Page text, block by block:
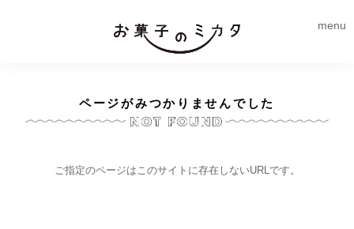
menu
ページがみつかりませんでした
ご指定のページはこのサイトに存在しないURLです。